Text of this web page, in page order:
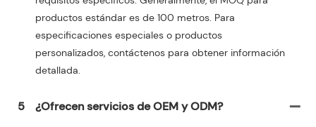
productos estándar es de 100 metros. Para
especificaciones especiales o productos
personalizados, contáctenos para obtener información
detallada.
5 ¿Ofrecen servicios de OEM y ODM?